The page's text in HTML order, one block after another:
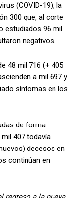
(COVID-19), la
300 que, al corte
estudiados 96 mil
negativos.
48 mil 716 (+ 405
a mil 697 y
síntomas en los
de forma
407 todavía
decesos en
continúan en